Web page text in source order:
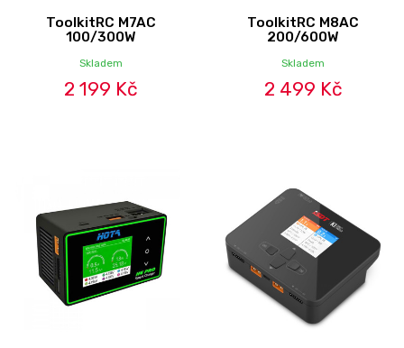
ToolkitRC M7AC
100/300W
Skladem
2 199 Kč
ToolkitRC M8AC
200/600W
Skladem
2 499 Kč